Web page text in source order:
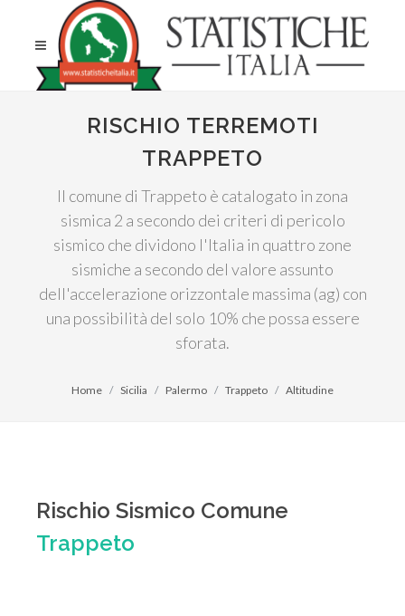
RISCHIO TERREMOTI
TRAPPETO
Il comune di Trappeto è catalogato in zona
sismica 2 a secondo dei criteri di pericolo
sismico che dividono l'Italia in quattro zone
sismiche a secondo del valore assunto
dell'accelerazione orizzontale massima (ag) con
una possibilità del solo 10% che possa essere
sforata.
Home Sicilia Palermo Trappeto Altitudine
Rischio Sismico Comune
Trappeto